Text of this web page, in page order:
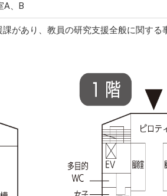
、B
があり、教員の研究支援全般に関する